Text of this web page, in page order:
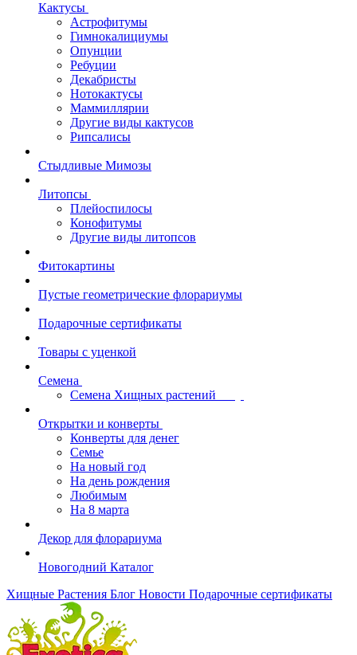
Кактусы
Астрофитумы
Гимнокалициумы
Опунции
Ребуции
Декабристы
Нотокактусы
Маммиллярии
Другие виды кактусов
Рипсалисы
Стыдливые Мимозы
Литопсы
Плейоспилосы
Конофитумы
Другие виды литопсов
Фитокартины
Пустые геометрические флорариумы
Подарочные сертификаты
Товары с уценкой
Семена
Семена Хищных растений
Открытки и конверты
Конверты для денег
Семье
На новый год
На день рождения
Любимым
На 8 марта
Декор для флорариума
Новогодний Каталог
Хищные Растения Блог Новости Подарочные сертификаты